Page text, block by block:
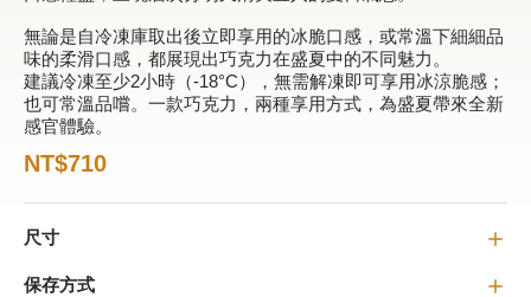
巧克力磚/巧克力豆
G Cube 松露巧克力
可可粉/咖啡粉
無論是自冷凍庫取出後立即享用的冰脆口感，或常溫下細細品
味的柔滑口感，都展現出巧克力在盛夏中的不同魅力。
建議冷凍至少2小時（-18°C），無需解凍即可享用冰涼脆感；
也可常溫品嚐。一款巧克力，兩種享用方式，為盛夏帶來全新
感官體驗。
NT$710
尺寸
保存方式